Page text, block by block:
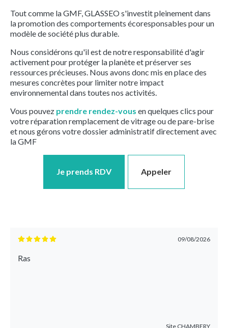
Tout comme la GMF, GLASSEO s'investit pleinement dans
la promotion des comportements écoresponsables pour un
modèle de société plus durable.
Nous considérons qu'il est de notre responsabilité d'agir
activement pour protéger la planète et préserver ses
ressources précieuses. Nous avons donc mis en place des
mesures concrètes pour limiter notre impact
environnemental dans toutes nos activités.
Vous pouvez prendre rendez-vous en quelques clics pour
votre réparation remplacement de vitrage ou de pare-brise
et nous gérons votre dossier administratif directement avec
la GMF
Je prends RDV Appeler
09/08/2026
Ras
Site CHAMBERY